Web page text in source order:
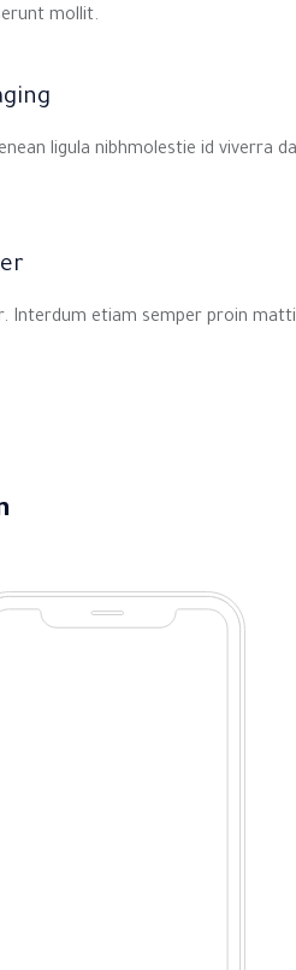
mollit.
ligula nibhmolestie id viverra
Interdum etiam semper proin